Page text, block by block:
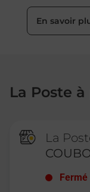
En savoir
La Poste
La
Fermé